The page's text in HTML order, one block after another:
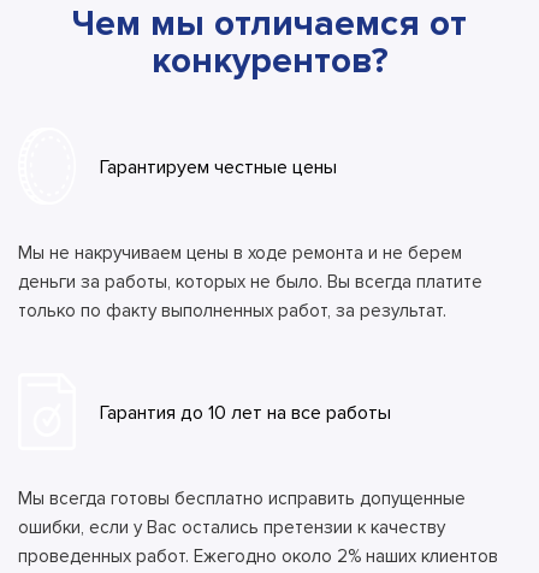
Чем мы отличаемся от
конкурентов?
Гарантируем честные цены
Мы не накручиваем цены в ходе ремонта и не берем
деньги за работы, которых не было. Вы всегда платите
только по факту выполненных работ, за результат.
Гарантия до 10 лет на все работы
Мы всегда готовы бесплатно исправить допущенные
ошибки, если у Вас остались претензии к качеству
проведенных работ. Ежегодно около 2% наших клиентов